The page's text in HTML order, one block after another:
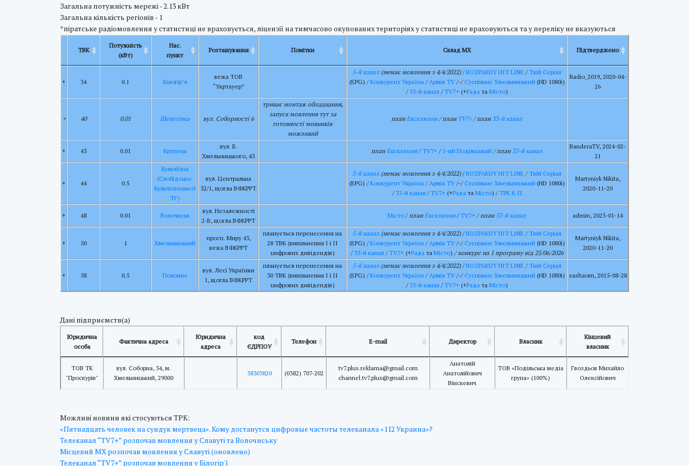
Загальна потужність мережі - 2.13 кВт
Загальна кількість регіонів - 1
*піратське радіомовлення у статистиці не враховується, ліцензії на тимчасово окупованих територіях у статистиці не враховуються та у переліку не вказуються
ТВК
Потужність
(кВт)
Нас.
пункт
Розташування Помітки Склад МХ Підтверджено
+ 34 0.1 Білогір’я
вежа ТОВ
“Укртауер”
5-й канал(немає мовлення з 4/4/2022)/ROZPAKUY HIT LINE / Твій Серіал
(EPG) /Конкурент Україна/Армія TV/-/ Суспільне Хмельницький(HD 1080i)
/ 33-й канал/ TV7+(+Радата Місто)
Radio_2019, 2020-04-
26
+ 40 0.01 Шепетівка вул. Соборності 6
триває монтаж обладнання,
запуск мовлення тут за
готовності мовників
можливий
планЕксклюзив/ план TV7+/ план33-й канал
+ 43 0.01 Крупець
вул. Б.
Хмельницького, 43
планЕксклюзив / TV7+ / 1-ий Подільський / план33-й канал
BanderaTV, 2024-02-
21
+ 44 0.5
Кульчіївці
(Слобідсько-
Кульчієвецької
ТГ)
вул. Центральна
52/1, щогла ВФКРРТ
5-й канал(немає мовлення з 4/4/2022)/ROZPAKUY HIT LINE / Твій Серіал
(EPG) /Конкурент Україна/Армія TV/-/ Суспільне Хмельницький(HD 1080i)
/ 33-й канал/ TV7+(+Радата Місто) / ТРК К-П
Martyniyk Nikita,
2020-11-20
+ 48 0.01 Волочиськ
вул. Незалежності
2-Б, щогла ВФКРРТ
Місто /планЕксклюзив/ TV7+ /план33-й канал admin, 2023-01-14
+ 50 1 Хмельницький
просп. Миру 43,
вежа ВФКРРТ
планується перенесення на
28 ТВК (вивільнення І і ІІ
цифрових дивідендів)
5-й канал(немає мовлення з 4/4/2022)/ROZPAKUY HIT LINE / Твій Серіал
(EPG) /Конкурент Україна/Армія TV/-/ Суспільне Хмельницький(HD 1080i)
/ 33-й канал/ TV7+(+Радата Місто) / конкурс на 1 програму від 25/06/2026
Martyniyk Nikita,
2020-11-20
+ 58 0.5 Полонне
вул. Лесі Українки
1, щогла ВФКРРТ
планується перенесення на
30 ТВК (вивільнення І і ІІ
цифрових дивідендів)
5-й канал(немає мовлення з 4/4/2022)/ROZPAKUY HIT LINE / Твій Серіал
(EPG) /Конкурент Україна/Армія TV/-/ Суспільне Хмельницький(HD 1080i)
/ 33-й канал/ TV7+(+Радата Місто)
sashaom, 2015-08-28
Дані підприємств(а)
Юридична
особа
Фактична адреса
Юридична
адреса
код
ЄДРПОУ
Телефон E-mail Директор Власник
Кінцевий
власник
ТОВ ТК
"Проскурів"
вул. Соборна, 34, м.
Хмельницький, 29000
38303820 (0382) 707-202
tv7.plus.reklama@gmail.com
channel.tv7.plus@gmail.com
Анатолій
Анатолійович
Вінскевич
ТОВ «Подільська медіа
група» (100%)
Гвоздьов Михайло
Олексійович
Можливі новини які стосуються ТРК:
«Пятнадцать человек на сундук мертвеца». Кому достанутся цифровые частоты телеканала «112 Украина»?
Телеканал “TV7+” розпочав мовлення у Славуті та Волочиську
Місцевий МХ розпочав мовлення у Славуті (оновлено)
Телеканал “TV7+” розпочав мовлення у Білогір'ї